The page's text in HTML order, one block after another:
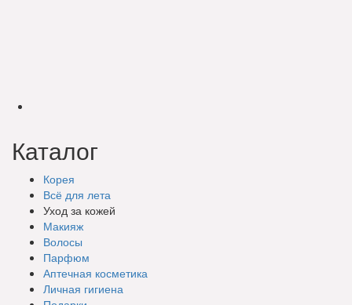
Каталог
Корея
Всё для лета
Уход за кожей
Макияж
Волосы
Парфюм
Аптечная косметика
Личная гигиена